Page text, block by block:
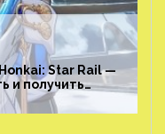
Star Rail —
и получить